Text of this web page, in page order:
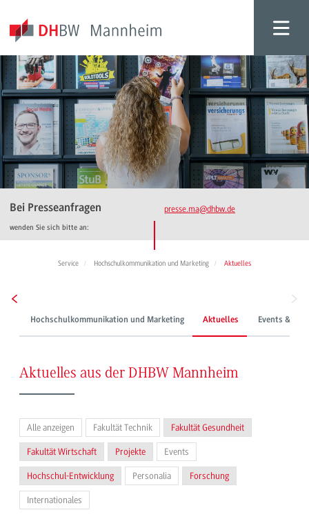
Bei Presseanfragen
wenden Sie sich bitte an:
presse.ma@dhbw.de
Service Hochschulkommunikation und Marketing Aktuelles
Hochschulkommunikation und Marketing Aktuelles Events &
Aktuelles aus der DHBW Mannheim
Alle anzeigen Fakultät Technik Fakultät Gesundheit
Fakultät Wirtschaft Projekte Events
Hochschul-Entwicklung Personalia Forschung
Internationales